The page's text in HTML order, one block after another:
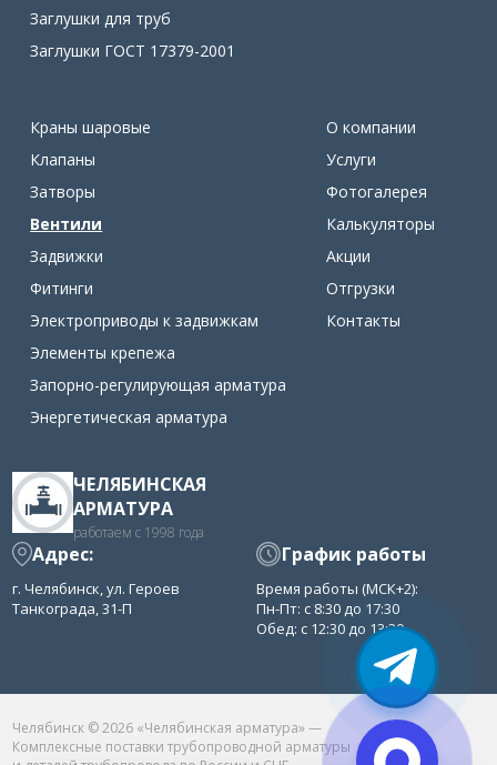
Заглушки для труб
Заглушки ГОСТ 17379-2001
Краны шаровые
Клапаны
Затворы
Вентили
Задвижки
Фитинги
Электроприводы к задвижкам
Элементы крепежа
Запорно-регулирующая арматура
Энергетическая арматура
О компании
Услуги
Фотогалерея
Калькуляторы
Акции
Отгрузки
Контакты
ЧЕЛЯБИНСКАЯ
АРМАТУРА
работаем с 1998 года
Адрес:
г. Челябинск, ул. Героев
Танкограда, 31-П
График работы
Время работы (МСК+2):
Пн-Пт: с 8:30 до 17:30
Обед: с 12:30 до 13:30
Челябинск © 2026 «Челябинская арматура» —
Комплексные поставки трубопроводной арматуры